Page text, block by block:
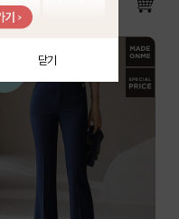
34,500
닫기